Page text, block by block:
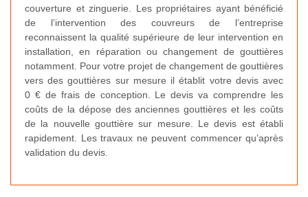
couverture et zinguerie. Les propriétaires ayant bénéficié
de l’intervention des couvreurs de l’entreprise
reconnaissent la qualité supérieure de leur intervention en
installation, en réparation ou changement de gouttières
notamment. Pour votre projet de changement de gouttières
vers des gouttières sur mesure il établit votre devis avec
0 € de frais de conception. Le devis va comprendre les
coûts de la dépose des anciennes gouttières et les coûts
de la nouvelle gouttière sur mesure. Le devis est établi
rapidement. Les travaux ne peuvent commencer qu’après
validation du devis.